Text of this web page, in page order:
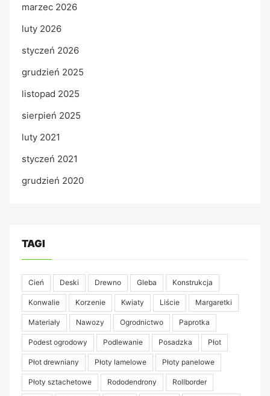
marzec 2026
luty 2026
styczeń 2026
grudzień 2025
listopad 2025
sierpień 2025
luty 2021
styczeń 2021
grudzień 2020
TAGI
Cień Deski Drewno Gleba Konstrukcja
Konwalie Korzenie Kwiaty Liście Margaretki
Materiały Nawozy Ogrodnictwo Paprotka
Podest ogrodowy Podlewanie Posadzka Płot
Płot drewniany Płoty lamelowe Płoty panelowe
Płoty sztachetowe Rododendrony Rollborder